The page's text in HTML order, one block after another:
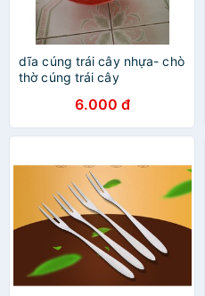
dĩa cúng trái cây nhựa- chò
thờ cúng trái cây
6.000 đ